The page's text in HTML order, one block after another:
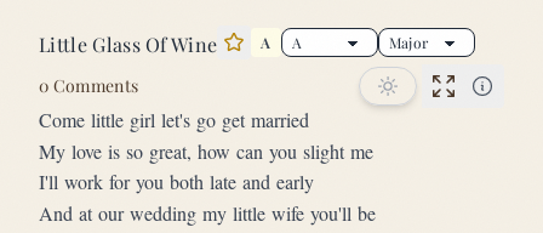
Little Glass Of Wine Star this song
A
0 Comments
Come little girl let's go get married
My love is so great, how can you slight me
I'll work for you both late and early
And at our wedding my little wife you'll be